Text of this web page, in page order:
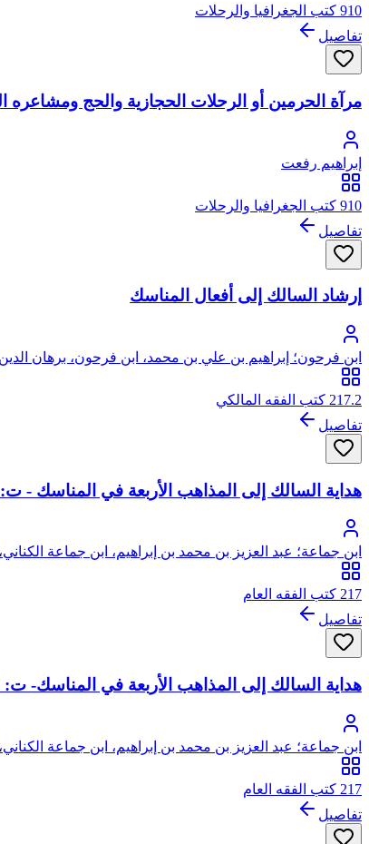
910 كتب الجغرافيا والرحلات
تفاصيل
مرآة الحرمين أو الرحلات الحجازية والحج ومشاعره
إبراهيم رفعت
910 كتب الجغرافيا والرحلات
تفاصيل
إرشاد السالك إلى أفعال المناسك
ابن فرحون؛ إبراهيم بن علي بن محمد، ابن فرحون، برهان
217.2 كتب الفقه المالكي
تفاصيل
هداية السالك إلى المذاهب الأربعة في المناسك - ت:
ابن جماعة؛ عبد العزيز بن محمد بن إبراهيم، ابن جماعة
217 كتب الفقه العام
تفاصيل
هداية السالك إلى المذاهب الأربعة في المناسك- ت:
ابن جماعة؛ عبد العزيز بن محمد بن إبراهيم، ابن جماعة
217 كتب الفقه العام
تفاصيل